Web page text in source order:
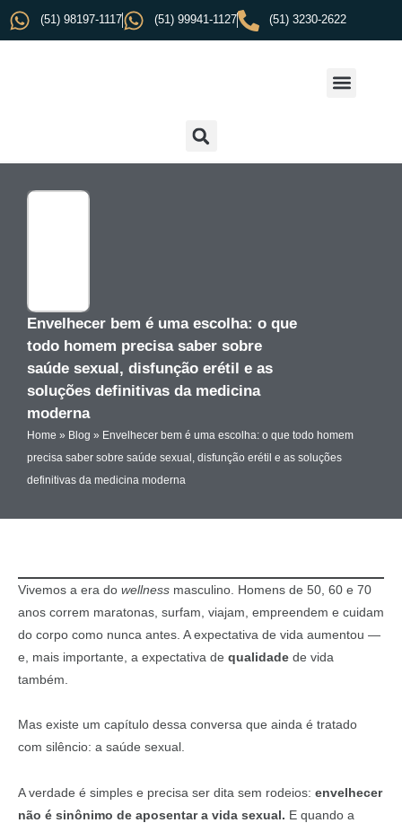
(51) 98197-1117 (51) 99941-1127 (51) 3230-2622
Envelhecer bem é uma escolha: o que
todo homem precisa saber sobre
saúde sexual, disfunção erétil e as
soluções definitivas da medicina
moderna
Home » Blog » Envelhecer bem é uma escolha: o que todo homem
precisa saber sobre saúde sexual, disfunção erétil e as soluções
definitivas da medicina moderna
Vivemos a era do wellness masculino. Homens de 50, 60 e 70
anos correm maratonas, surfam, viajam, empreendem e cuidam
do corpo como nunca antes. A expectativa de vida aumentou —
e, mais importante, a expectativa de qualidade de vida
também.
Mas existe um capítulo dessa conversa que ainda é tratado
com silêncio: a saúde sexual.
A verdade é simples e precisa ser dita sem rodeios: envelhecer
não é sinônimo de aposentar a vida sexual. E quando a